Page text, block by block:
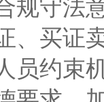
、买证
员约束